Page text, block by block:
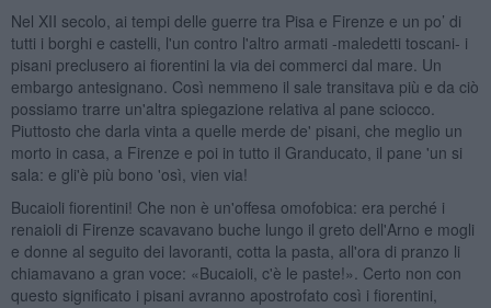
Nel XII secolo, ai tempi delle guerre tra Pisa e Firenze e un po’ di
tutti i borghi e castelli, l'un contro l'altro armati -maledetti toscani- i
pisani preclusero ai fiorentini la via dei commerci dal mare. Un
embargo antesignano. Così nemmeno il sale transitava più e da ciò
possiamo trarre un'altra spiegazione relativa al pane sciocco.
Piuttosto che darla vinta a quelle merde de' pisani, che meglio un
morto in casa, a Firenze e poi in tutto il Granducato, il pane 'un si
sala: e gli'è più bono 'osì, vien via!
Bucaioli fiorentini! Che non è un'offesa omofobica: era perché i
renaioli di Firenze scavavano buche lungo il greto dell'Arno e mogli
e donne al seguito dei lavoranti, cotta la pasta, all'ora di pranzo li
chiamavano a gran voce: «Bucaioli, c'è le paste!». Certo non con
questo significato i pisani avranno apostrofato così i fiorentini,